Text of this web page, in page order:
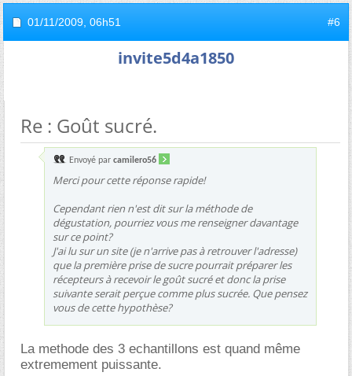
01/11/2009, 06h51 #6
invite5d4a1850
Re : Goût sucré.
Envoyé par camilero56
Merci pour cette réponse rapide!
Cependant rien n'est dit sur la méthode de
dégustation, pourriez vous me renseigner davantage
sur ce point?
J'ai lu sur un site (je n'arrive pas à retrouver l'adresse)
que la première prise de sucre pourrait préparer les
récepteurs à recevoir le goût sucré et donc la prise
suivante serait perçue comme plus sucrée. Que pensez
vous de cette hypothèse?
La methode des 3 echantillons est quand même
extremement puissante.